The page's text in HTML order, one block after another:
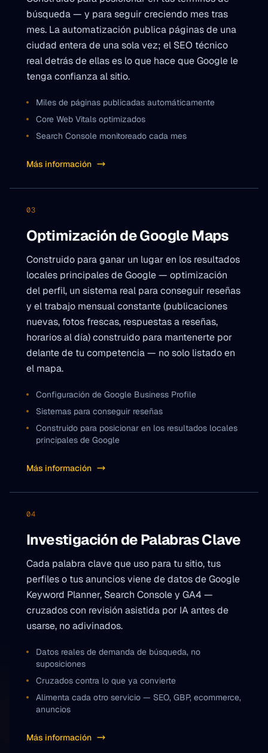
búsqueda — y para seguir creciendo mes tras
mes. La automatización publica páginas de una
ciudad entera de una sola vez; el SEO técnico
real detrás de ellas es lo que hace que Google le
tenga confianza al sitio.
Miles de páginas publicadas automáticamente
Core Web Vitals optimizados
Search Console monitoreado cada mes
Más información
03
Optimización de Google Maps
Construido para ganar un lugar en los resultados
locales principales de Google — optimización
del perfil, un sistema real para conseguir reseñas
y el trabajo mensual constante (publicaciones
nuevas, fotos frescas, respuestas a reseñas,
horarios al día) construido para mantenerte por
delante de tu competencia — no solo listado en
el mapa.
Configuración de Google Business Profile
Sistemas para conseguir reseñas
Construido para posicionar en los resultados locales
principales de Google
Más información
04
Investigación de Palabras Clave
Cada palabra clave que uso para tu sitio, tus
perfiles o tus anuncios viene de datos de Google
Keyword Planner, Search Console y GA4 —
cruzados con revisión asistida por IA antes de
usarse, no adivinados.
Datos reales de demanda de búsqueda, no
suposiciones
Cruzados contra lo que ya convierte
Alimenta cada otro servicio — SEO, GBP, ecommerce,
anuncios
Más información